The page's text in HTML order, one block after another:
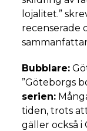
lojalitet.”
recenserade
Bubblare:
”Göteborgs
serien:
tiden, trots
gäller också i